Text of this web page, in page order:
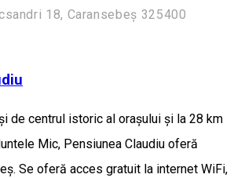
18, Caransebeș 325400
de centrul istoric al oraşului şi la 28 km
Mic, Pensiunea Claudiu oferă
Se oferă acces gratuit la internet WiFi,